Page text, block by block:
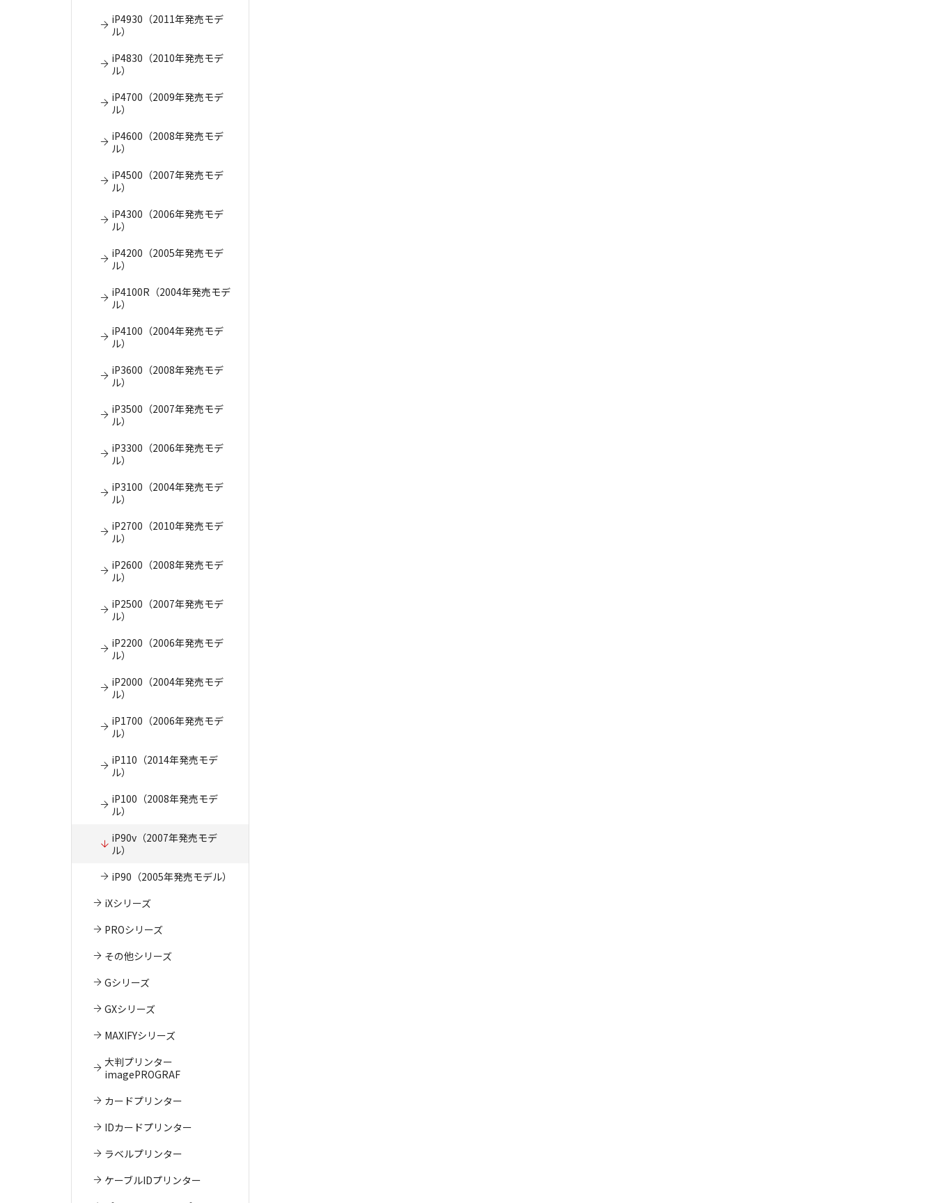
iP4930（2011年発売モデ
ル）
iP4830（2010年発売モデ
ル）
iP4700（2009年発売モデ
ル）
iP4600（2008年発売モデ
ル）
iP4500（2007年発売モデ
ル）
iP4300（2006年発売モデ
ル）
iP4200（2005年発売モデ
ル）
iP4100R（2004年発売モデ
ル）
iP4100（2004年発売モデ
ル）
iP3600（2008年発売モデ
ル）
iP3500（2007年発売モデ
ル）
iP3300（2006年発売モデ
ル）
iP3100（2004年発売モデ
ル）
iP2700（2010年発売モデ
ル）
iP2600（2008年発売モデ
ル）
iP2500（2007年発売モデ
ル）
iP2200（2006年発売モデ
ル）
iP2000（2004年発売モデ
ル）
iP1700（2006年発売モデ
ル）
iP110（2014年発売モデ
ル）
iP100（2008年発売モデ
ル）
iP90v（2007年発売モデ
ル）
iP90（2005年発売モデル）
iXシリーズ
PROシリーズ
その他シリーズ
Gシリーズ
GXシリーズ
MAXIFYシリーズ
大判プリンター
imagePROGRAF
カードプリンター
IDカードプリンター
ラベルプリンター
ケーブルIDプリンター